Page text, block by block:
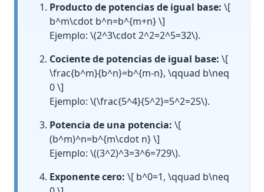
Producto de potencias de igual base: \[
b^m\cdot b^n=b^{m+n} \]
Ejemplo: \(2^3\cdot 2^2=2^5=32\).
Cociente de potencias de igual base: \[
\frac{b^m}{b^n}=b^{m-n}, \qquad b\neq
0 \]
Ejemplo: \(\frac{5^4}{5^2}=5^2=25\).
Potencia de una potencia: \[
(b^m)^n=b^{m\cdot n} \]
Ejemplo: \((3^2)^3=3^6=729\).
Exponente cero: \[ b^0=1, \qquad b\neq